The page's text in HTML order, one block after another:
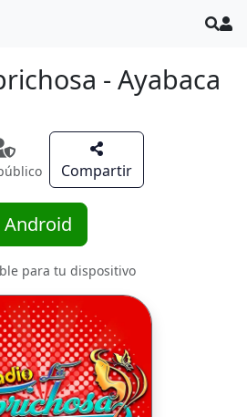
- Ayabaca
Compartir
para tu dispositivo